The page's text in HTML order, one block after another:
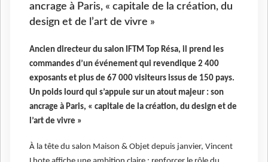
ancrage à Paris, « capitale de la création, du
design et de l’art de vivre »
Ancien directeur du salon IFTM Top Résa, il prend les
commandes d’un événement qui revendique 2 400
exposants et plus de 67 000 visiteurs issus de 150 pays.
Un poids lourd qui s’appuie sur un atout majeur : son
ancrage à Paris, « capitale de la création, du design et de
l’art de vivre »
À la tête du salon Maison & Objet depuis janvier, Vincent